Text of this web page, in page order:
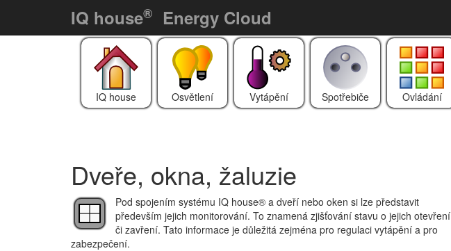
IQ house® Energy Cloud
IQ house Osvětlení Vytápění Spotřebiče Ovládání
Dveře, okna, žaluzie
Pod spojením systému IQ house® a dveří nebo oken si lze představit
především jejich monitorování. To znamená zjišťování stavu o jejich otevření
či zavření. Tato informace je důležitá zejména pro regulaci vytápění a pro
zabezpečení.